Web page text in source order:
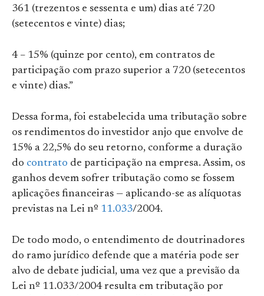
361 (trezentos e sessenta e um) dias até 720
(setecentos e vinte) dias;
4 – 15% (quinze por cento), em contratos de
participação com prazo superior a 720 (setecentos
e vinte) dias.”
Dessa forma, foi estabelecida uma tributação sobre
os rendimentos do investidor anjo que envolve de
15% a 22,5% do seu retorno, conforme a duração
do contrato de participação na empresa. Assim, os
ganhos devem sofrer tributação como se fossem
aplicações financeiras — aplicando-se as alíquotas
previstas na Lei nº 11.033/2004.
De todo modo, o entendimento de doutrinadores
do ramo jurídico defende que a matéria pode ser
alvo de debate judicial, uma vez que a previsão da
Lei nº 11.033/2004 resulta em tributação por